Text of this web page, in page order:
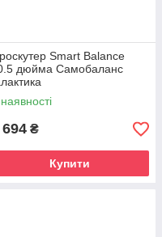
Smart Balance
дюйма Самобаланс
₴
Купити